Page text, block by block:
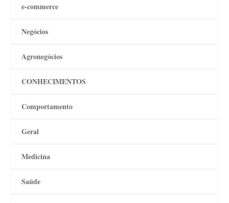
e-commerce
Negócios
Agronegócios
CONHECIMENTOS
Comportamento
Geral
Medicina
Saúde